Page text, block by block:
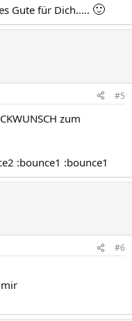
Gute für Dich..... 🙂
#5
zum
:bounce1 :bounce1
#6